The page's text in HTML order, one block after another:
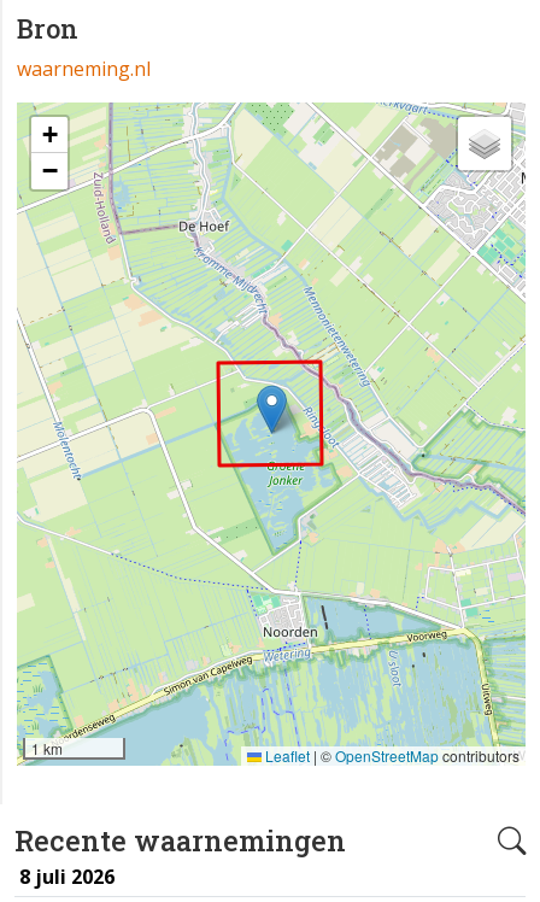
Recente waarnemingen
8 juli 2026
Bron
waarneming.nl
+
−
1 km Leaflet | ©OpenStreetMapcontributors